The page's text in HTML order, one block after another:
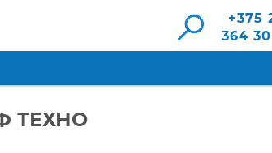
+375
364
ТЕХНО